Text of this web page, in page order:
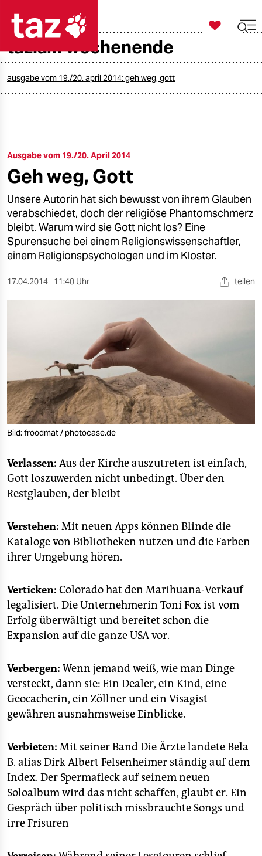
taz zahl ich
öko
gesellschaft
kultur
sport
berlin
nord
veranstaltungen
shop
fragen & hilfe
unterstützen
abo
epaper login

taz zahl ich
taz.am wochenende
ausgabe vom 19./20. april 2014: geh weg, gott
Ausgabe vom 19./20. April 2014
Geh weg, Gott
Unsere Autorin hat sich bewusst von ihrem Glauben
verabschiedet, doch der religiöse Phantomschmerz
bleibt. Warum wird sie Gott nicht los? Eine
Spurensuche bei einem Religionswissenschaftler,
einem Religionspsychologen und im Kloster.
17.04.2014 11:40 Uhr teilen
Bild: froodmat / photocase.de
Verlassen: Aus der Kirche auszutreten ist einfach,
Gott loszuwerden nicht unbedingt. Über den
Restglauben, der bleibt
Verstehen: Mit neuen Apps können Blinde die
Kataloge von Bibliotheken nutzen und die Farben
ihrer Umgebung hören.
Verticken: Colorado hat den Marihuana-Verkauf
legalisiert. Die Unternehmerin Toni Fox ist vom
Erfolg überwältigt und bereitet schon die
Expansion auf die ganze USA vor.
Verbergen: Wenn jemand weiß, wie man Dinge
versteckt, dann sie: Ein Dealer, ein Kind, eine
Geocacherin, ein Zöllner und ein Visagist
gewähren ausnahmsweise Einblicke.
Verbieten: Mit seiner Band Die Ärzte landete Bela
B. alias Dirk Albert Felsenheimer ständig auf dem
Index. Der Spermafleck auf seinem neuen
Soloalbum wird das nicht schaffen, glaubt er. Ein
Gespräch über politisch missbrauchte Songs und
irre Frisuren